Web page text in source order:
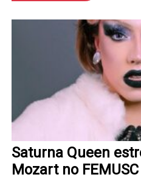
Saturna Queen
Mozart no FEMUSC